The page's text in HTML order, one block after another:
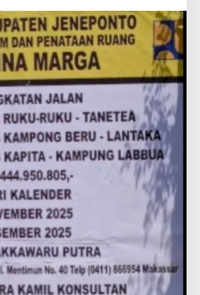
a
n
R
p
1
1
M
i
l
i
a
r
d
i
J
e
n
e